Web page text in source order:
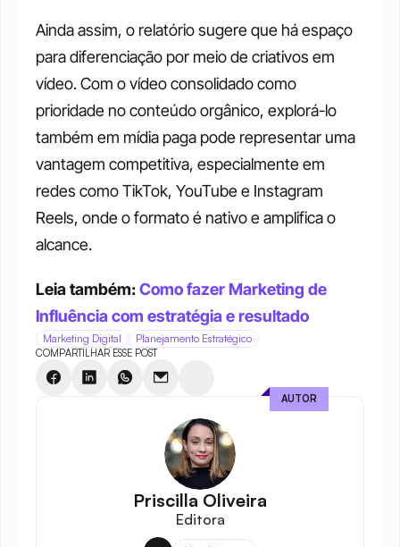
Ainda assim, o relatório sugere que há espaço
para diferenciação por meio de criativos em
vídeo. Com o vídeo consolidado como
prioridade no conteúdo orgânico, explorá-lo
também em mídia paga pode representar uma
vantagem competitiva, especialmente em
redes como TikTok, YouTube e Instagram
Reels, onde o formato é nativo e amplifica o
alcance.
Leia também: Como fazer Marketing de
Influência com estratégia e resultado
Marketing Digital Planejamento Estratégico
COMPARTILHAR ESSE POST
Priscilla Oliveira
Editora
AUTOR